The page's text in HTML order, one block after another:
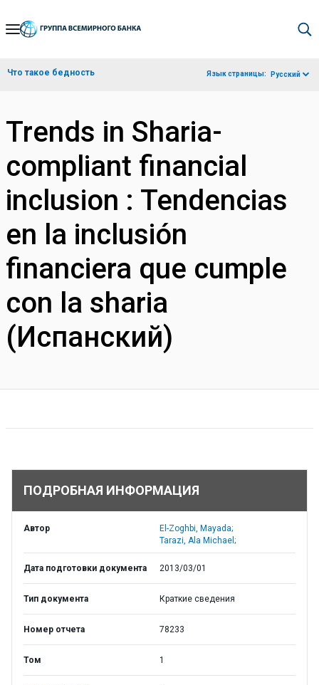
Skip
Navigation
Что такое бедность Язык страницы: Русский
Trends in Sharia-
compliant financial
inclusion : Tendencias
en la inclusión
financiera que cumple
con la sharia
(Испанский)
ПОДРОБНАЯ ИНФОРМАЦИЯ
Автор
El-Zoghbi, Mayada;
Tarazi, Ala Michael;
Дата подготовки документа 2013/03/01
Тип документа Краткие сведения
Номер отчета 78233
Том 1